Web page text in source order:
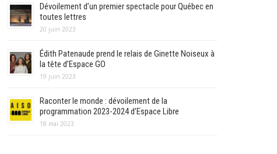
Dévoilement d’un premier spectacle pour Québec en
toutes lettres
20 juin 2023
Édith Patenaude prend le relais de Ginette Noiseux à
la tête d’Espace GO
19 juin 2023
Raconter le monde : dévoilement de la
programmation 2023-2024 d’Espace Libre
18 mai 2023